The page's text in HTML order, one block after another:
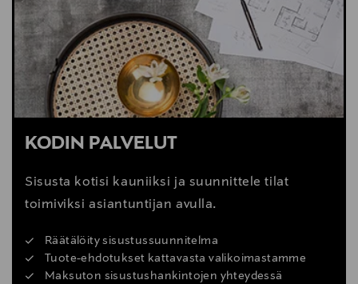
Digitaalinen osoite
info@fatboy.com
KODIN PALVELUT
Sisusta kotisi kauniiksi ja suunnittele tilat
toimiviksi asiantuntijan avulla.
Räätälöity sisustussuunnitelma
Tuote-ehdotukset kattavasta valikoimastamme
Maksuton sisustushankintojen yhteydessä